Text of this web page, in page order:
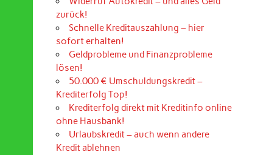
zurück!
Schnelle Kreditauszahlung – hier
sofort erhalten!
Geldprobleme und Finanzprobleme
lösen!
50.000 € Umschuldungskredit –
Krediterfolg Top!
Krediterfolg direkt mit Kreditinfo online
ohne Hausbank!
Urlaubskredit – auch wenn andere
Kredit ablehnen